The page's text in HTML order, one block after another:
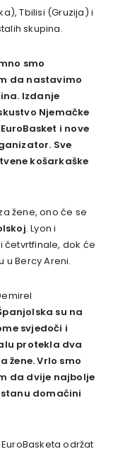
Tbilisi (Gruzija) i
skupina.
smo
da nastavimo
Izdanje
Njemačke
i nove
Sve
košarkaške
žene, ono će se
. Lyon i
četvrtfinale, dok će
u Bercy Areni.
su na
svjedoči i
protekla dva
žene. Vrlo smo
da dvije najbolje
domaćini
održat